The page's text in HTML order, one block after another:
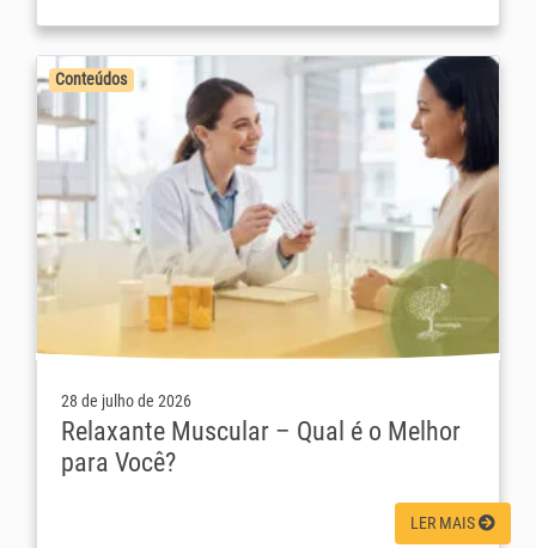
Conteúdos
28 de julho de 2026
Relaxante Muscular – Qual é o Melhor
para Você?
LER MAIS